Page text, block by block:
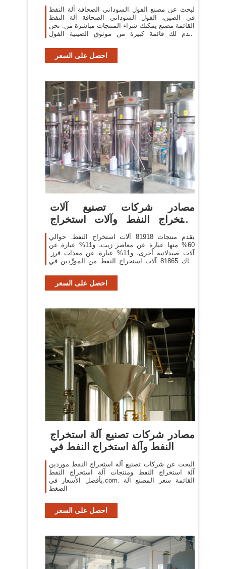
لبحث عن مصنع الفول السوداني الصحافة آلة النفط
في الصين، الفول السوداني الصحافة آلة النفط
القائمة مصنع يمكنك شراء المنتجات مباشرة من. نحن
نقدم لك قائمة كبيرة من موثوق الصينية الفول
احصل على السعر
مصادر شركات تصنيع آلات
استخراج النفط وآلات استخراج
النفط
يقدم منتجات 81918 آلات استخراج النفط. حوالي
60% منها عبارة عن معاصر زيت، و11% عبارة عن
آلات صيدلانية أخرى، و11% عبارة عن معدات فرز.
هناك 81865 آلات استخراج النفط من المورِّدين في
احصل على السعر
مصادر شركات تصنيع آلة استخراج
النفط وآلة استخراج النفط في
البحث عن شركات تصنيع آلة استخراج النفط موردين
آلة استخراج النفط ومنتجات آلة استخراج النفط
بأفضل الأسعار في.com. القائمة سعر المصنع آلة
الضغط
احصل على السعر